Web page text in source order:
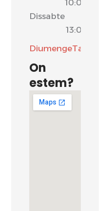
Dissabte
10:00
13:00
DiumengeTancat
On
estem?